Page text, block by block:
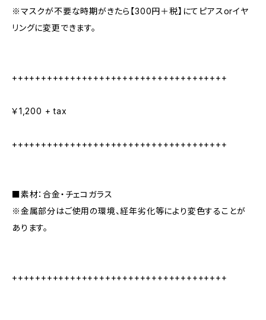
※マスクが不要な時期がきたら【300円＋税】にてピアスorイヤ
リングに変更できます。
+++++++++++++++++++++++++++++++++++++
￥1,200 + tax
+++++++++++++++++++++++++++++++++++++
■素材：合金・チェコガラス
※金属部分はご使用の環境、経年劣化等により変色することが
あります。
+++++++++++++++++++++++++++++++++++++